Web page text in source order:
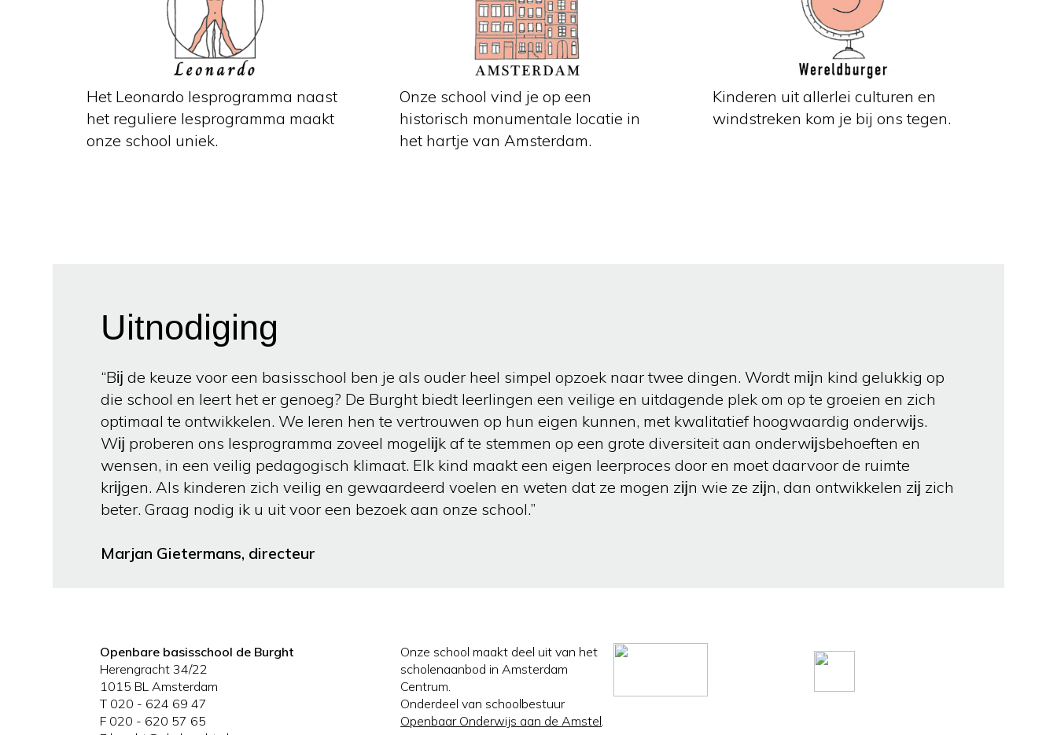
Het Leonardo lesprogramma naast
het reguliere lesprogramma maakt
onze school uniek.
Onze school vind je op een
historisch monumentale locatie in
het hartje van Amsterdam.
Kinderen uit allerlei culturen en
windstreken kom je bij ons tegen.
Uitnodiging
“Bĳ de keuze voor een basisschool ben je als ouder heel simpel opzoek naar twee dingen. Wordt mĳn kind gelukkig op
die school en leert het er genoeg? De Burght biedt leerlingen een veilige en uitdagende plek om op te groeien en zich
optimaal te ontwikkelen. We leren hen te vertrouwen op hun eigen kunnen, met kwalitatief hoogwaardig onderwĳs.
Wĳ proberen ons lesprogramma zoveel mogelĳk af te stemmen op een grote diversiteit aan onderwĳsbehoeften en
wensen, in een veilig pedagogisch klimaat. Elk kind maakt een eigen leerproces door en moet daarvoor de ruimte
krĳgen. Als kinderen zich veilig en gewaardeerd voelen en weten dat ze mogen zĳn wie ze zĳn, dan ontwikkelen zĳ zich
beter. Graag nodig ik u uit voor een bezoek aan onze school.”
Marjan Gietermans, directeur
Openbare basisschool de Burght
Herengracht 34/22
1015 BL Amsterdam
T 020 - 624 69 47
F 020 - 620 57 65
Onze school maakt deel uit van het
scholenaanbod in Amsterdam
Centrum.
Onderdeel van schoolbestuur
Openbaar Onderwijs aan de Amstel.